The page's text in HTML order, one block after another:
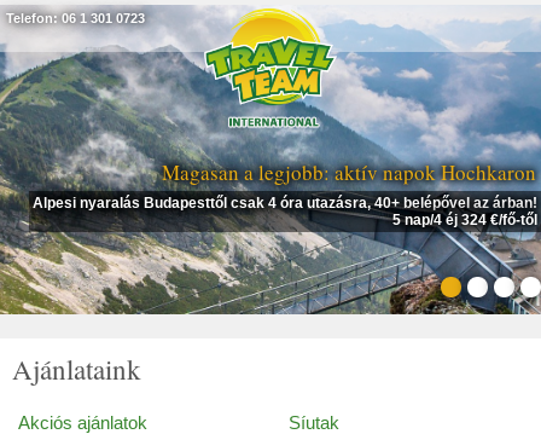
Magasan a legjobb: aktív napok Hochkaron
Alpesi nyaralás Budapesttől csak 4 óra utazásra, 40+ belépővel az árban!
5 nap/4 éj 324 €/fő-től
Telefon: 06 1 301 0723
Ajánlataink
Akciós ajánlatok
Síutak